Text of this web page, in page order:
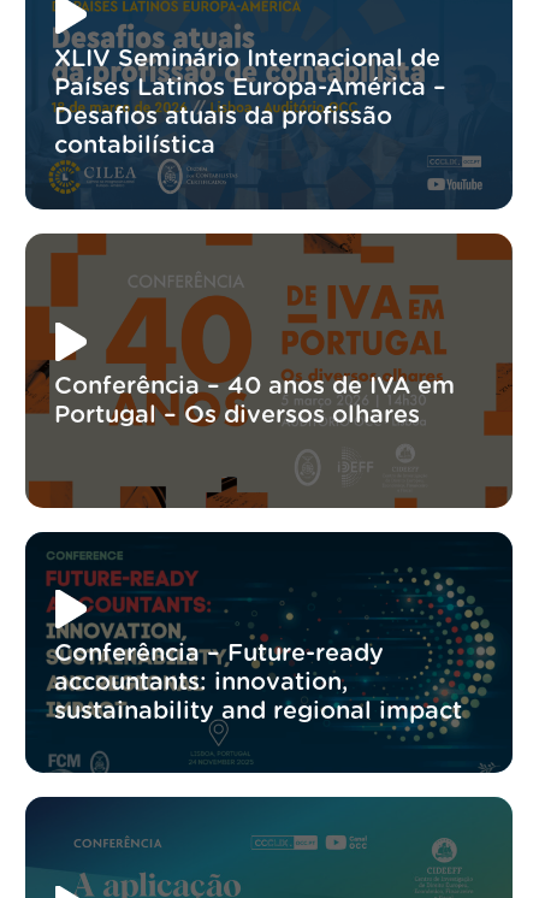
XLIV Seminário Internacional de
Países Latinos Europa-América –
Desafios atuais da profissão
contabilística
Conferência – 40 anos de IVA em
Portugal – Os diversos olhares
Conferência – Future-ready
accountants: innovation,
sustainability and regional impact